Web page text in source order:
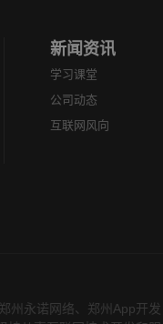
新闻资讯
学习课堂
公司动态
互联网风向
郑州永诺网络、 郑州App开发